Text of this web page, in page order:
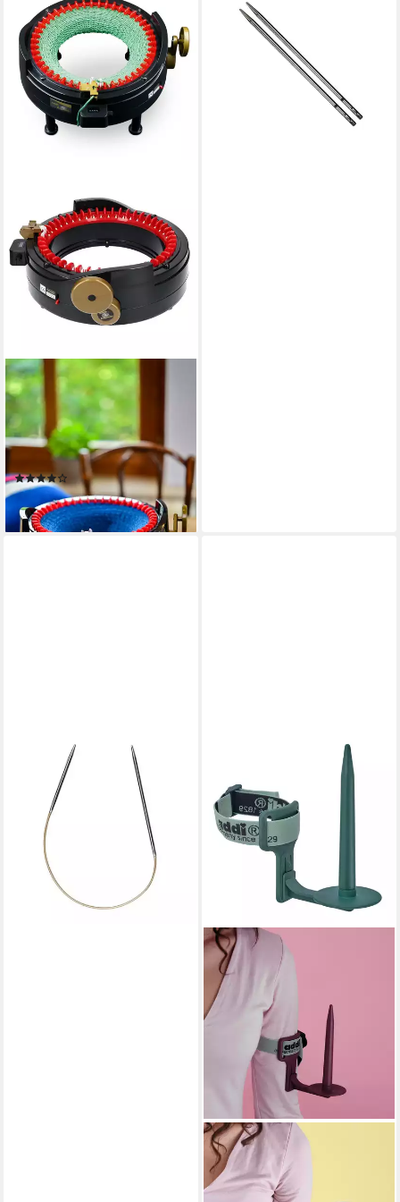
ADDI
Stecknadeln addi Express
Kingsize Strickmaschine,
Schnellstrickmühle mit 46
Nadeln zum einfachen
Stricken
(13)
180,54 €
lieferbar in 3 Wochen
Stricknadeln addi-click Basic
8,00 mm 12,5 cm 1 Paar
lieferbar in 2 Wochen
Stricknadeln Rundstricknadel
Sockenwunder LACE 3,00
mm 25 cm
9,49 €
lieferbar in 2 Wochen
ADDI
Rundstricknadeln addi
YarnArm Garnhalter für